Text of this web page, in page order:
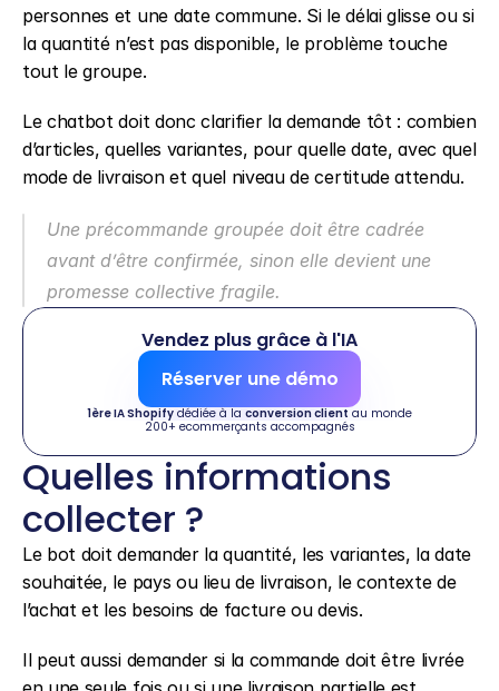
personnes et une date commune. Si le délai glisse ou si
la quantité n’est pas disponible, le problème touche
tout le groupe.
Le chatbot doit donc clarifier la demande tôt : combien
d’articles, quelles variantes, pour quelle date, avec quel
mode de livraison et quel niveau de certitude attendu.
Une précommande groupée doit être cadrée
avant d’être confirmée, sinon elle devient une
promesse collective fragile.
Vendez plus grâce à l'IA
Réserver une démo
1ère IA Shopify dédiée à la conversion client au monde
200+ ecommerçants accompagnés
Quelles informations
collecter ?
Le bot doit demander la quantité, les variantes, la date
souhaitée, le pays ou lieu de livraison, le contexte de
l’achat et les besoins de facture ou devis.
Il peut aussi demander si la commande doit être livrée